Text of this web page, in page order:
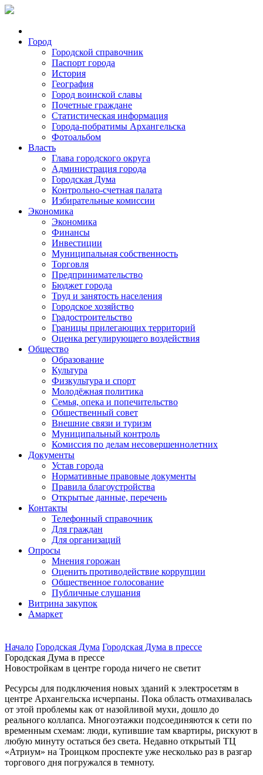
Город
Городской справочник
Паспорт города
История
География
Город воинской славы
Почетные граждане
Статистическая информация
Города-побратимы Архангельска
Фотоальбом
Власть
Глава городского округа
Администрация города
Городская Дума
Контрольно-счетная палата
Избирательные комиссии
Экономика
Экономика
Финансы
Инвестиции
Муниципальная собственность
Торговля
Предпринимательство
Бюджет города
Труд и занятость населения
Городское хозяйство
Градостроительство
Границы прилегающих территорий
Оценка регулирующего воздействия
Общество
Образование
Культура
Физкультура и спорт
Молодёжная политика
Семья, опека и попечительство
Общественный совет
Внешние связи и туризм
Муниципальный контроль
Комиссия по делам несовершеннолетних
Документы
Устав города
Нормативные правовые документы
Правила благоустройства
Открытые данные, перечень
Контакты
Телефонный справочник
Для граждан
Для организаций
Опросы
Мнения горожан
Оценить противодействие коррупции
Общественное голосование
Публичные слушания
Витрина закупок
Амаркет
Начало Городская Дума Городская Дума в прессе
Городская Дума в прессе
Новостройкам в центре города ничего не светит
Ресурсы для подключения новых зданий к электросетям в
центре Архангельска исчерпаны. Пока область отмахивалась
от этой проблемы как от назойливой мухи, дошло до
реального коллапса. Многоэтажки подсоединяются к сети по
временным схемам: люди, купившие там квартиры, рискуют в
любую минуту остаться без света. Недавно открытый ТЦ
«Атриум» на Троицком проспекте уже несколько раз в разгар
торгового дня погружался в темноту.